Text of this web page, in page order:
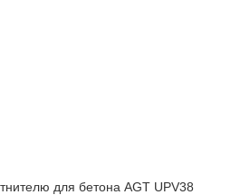
для бетона AGT UPV38